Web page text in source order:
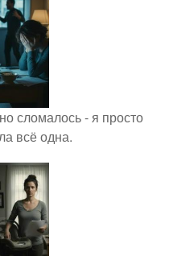
сломалось - я просто
всё одна.